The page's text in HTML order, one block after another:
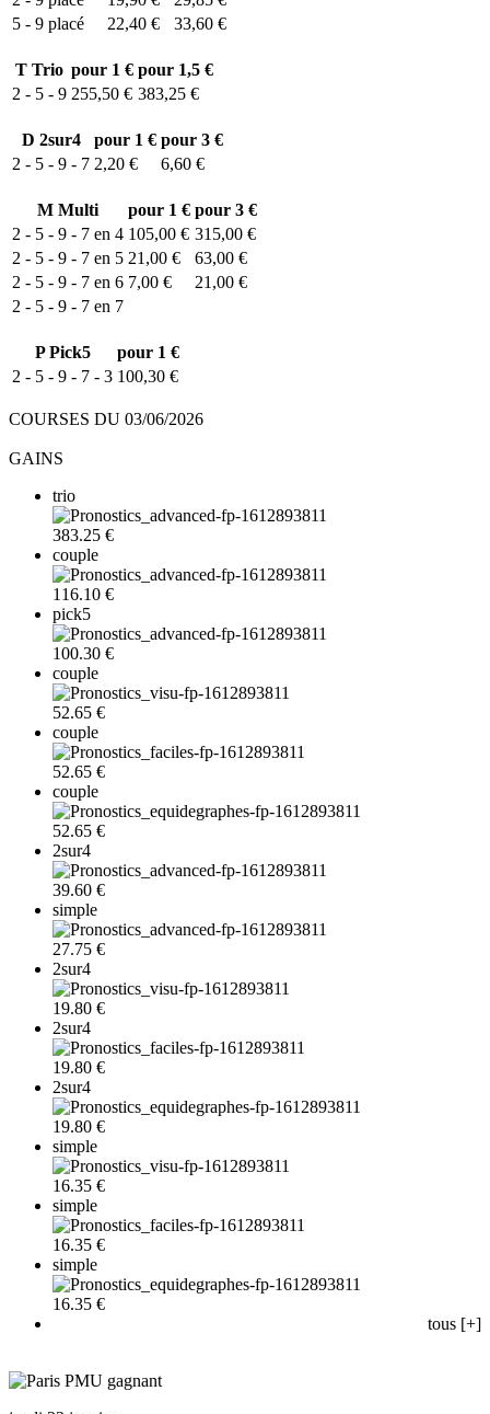
5 - 9 placé 22,40 € 33,60 €
T Trio pour 1 € pour 1,5 €
2 - 5 - 9 255,50 € 383,25 €
D 2sur4 pour 1 € pour 3 €
2 - 5 - 9 - 7 2,20 € 6,60 €
M Multi pour 1 € pour 3 €
2 - 5 - 9 - 7 en 4 105,00 € 315,00 €
2 - 5 - 9 - 7 en 5 21,00 €
63,00 €
2 - 5 - 9 - 7 en 6 7,00 €
21,00 €
2 - 5 - 9 - 7 en 7
PPick5
pour 1 €
2 - 5 - 9 - 7 - 3 100,30 €
COURSES DU 03/06/2026
GAINS
trio
383.25 €
couple
116.10 €
pick5
100.30 €
couple
52.65 €
couple
52.65 €
couple
52.65 €
2sur4
39.60 €
simple
27.75 €
2sur4
19.80 €
2sur4
19.80 €
2sur4
19.80 €
simple
16.35 €
simple
16.35 €
simple
16.35 €
tous [+]